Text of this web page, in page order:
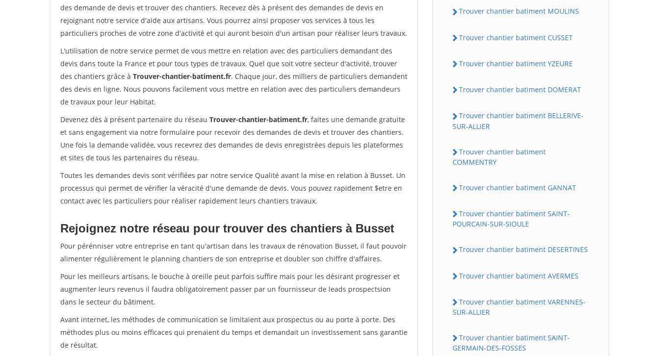
des demande de devis et trouver des chantiers. Recevez dès à présent des demandes de devis en
rejoignant notre service d'aide aux artisans. Vous pourrez ainsi proposer vos services à tous les
particuliers proches de votre zone d'activité et qui auront besoin d'un artisan pour réaliser leurs travaux.
L'utilisation de notre service permet de vous mettre en relation avec des particuliers demandant des
devis dans toute la France et pour tous types de travaux. Quel que soit votre secteur d'activité, trouver
des chantiers grâce à Trouver-chantier-batiment.fr. Chaque jour, des milliers de particuliers demandent
des devis en ligne. Nous pouvons facilement vous mettre en relation avec des particuliers demandeurs
de travaux pour leur Habitat.
Devenez dès à présent partenaire du réseau Trouver-chantier-batiment.fr, faites une demande gratuite
et sans engagement via notre formulaire pour recevoir des demandes de devis et trouver des chantiers.
Une fois la demande validée, vous recevrez des demandes de devis enregistrées depuis les plateformes
et sites de tous les partenaires du réseau.
Toutes les demandes devis sont vérifiées par notre service Qualité avant la mise en relation à Busset. Un
processus qui permet de vérifier la véracité d'une demande de devis. Vous pouvez rapidement $etre en
contact avec les particuliers pour réaliser rapidement leurs chantiers travaux.
Rejoignez notre réseau pour trouver des chantiers à Busset
Pour pérénniser votre entreprise en tant qu'artisan dans les travaux de rénovation Busset, il faut pouvoir
alimenter régulièrement le planning chantiers de son entreprise et doubler son chiffre d'affaires.
Pour les meilleurs artisans, le bouche à oreille peut parfois suffire mais pour les désirant progresser et
augmenter leurs revenus il faudra obligatoirement passer par un fournisseur de leads prospectsion
dans le secteur du bâtiment.
Avant internet, les méthodes de communication se limitaient aux prospectus ou au porte à porte. Des
méthodes plus ou moins efficaces qui prenaient du temps et demandait un investissement sans garantie
de résultat.
Trouver chantier batiment MOULINS
Trouver chantier batiment CUSSET
Trouver chantier batiment YZEURE
Trouver chantier batiment DOMERAT
Trouver chantier batiment BELLERIVE-
SUR-ALLIER
Trouver chantier batiment
COMMENTRY
Trouver chantier batiment GANNAT
Trouver chantier batiment SAINT-
POURCAIN-SUR-SIOULE
Trouver chantier batiment DESERTINES
Trouver chantier batiment AVERMES
Trouver chantier batiment VARENNES-
SUR-ALLIER
Trouver chantier batiment SAINT-
GERMAIN-DES-FOSSES